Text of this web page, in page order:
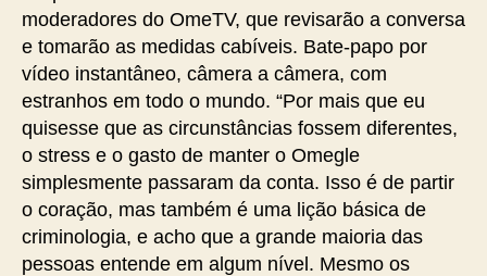
moderadores do OmeTV, que revisarão a conversa
e tomarão as medidas cabíveis. Bate-papo por
vídeo instantâneo, câmera a câmera, com
estranhos em todo o mundo. “Por mais que eu
quisesse que as circunstâncias fossem diferentes,
o stress e o gasto de manter o Omegle
simplesmente passaram da conta. Isso é de partir
o coração, mas também é uma lição básica de
criminologia, e acho que a grande maioria das
pessoas entende em algum nível. Mesmo os